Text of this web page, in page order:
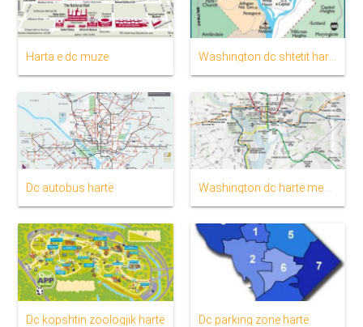
Harta e dc muze Washington dc shtetit hartë
Dc autobus hartë Washington dc hartë me metro stacione
Dc kopshtin zoologjik hartë Dc parking zone hartë